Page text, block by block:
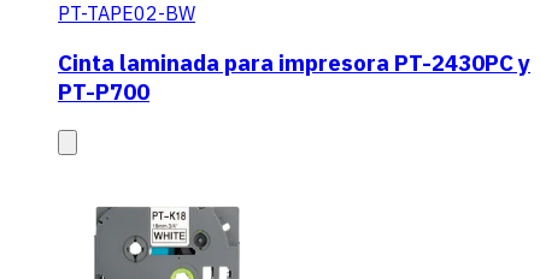
PT-TAPE02-BW
Cinta laminada para impresora PT-2430PC y
PT-P700